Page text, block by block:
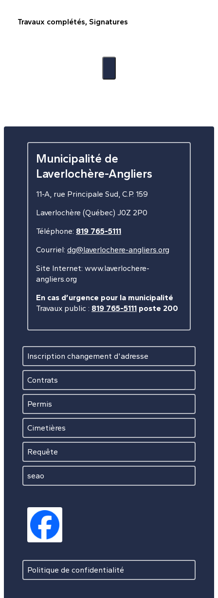
Travaux complétés, Signatures
Municipalité de
Laverlochère-Angliers
11-A, rue Principale Sud, C.P. 159
Laverlochère (Québec) J0Z 2P0
Téléphone: 819 765-5111
Courriel: dg@laverlochere-angliers.org
Site Internet: www.laverlochere-
angliers.org
En cas d’urgence pour la municipalité
Travaux public : 819 765-5111 poste 200
Inscription changement d'adresse
Contrats
Permis
Cimetières
Requête
seao
Politique de confidentialité